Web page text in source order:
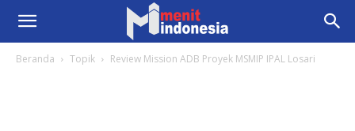
Beranda Topik Review Mission ADB Proyek MSMIP IPAL Losari